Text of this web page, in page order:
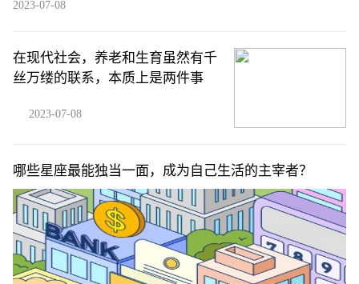
2023-07-08
在现代社会，养老和生育虽然有千
丝万缕的联系，本质上是两件事
2023-07-08
哪些星座最能独当一面，成为自己生活的主宰者？